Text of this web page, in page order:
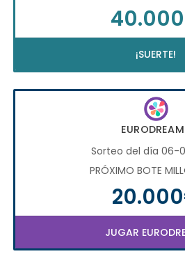
¡SUERTE!
Sorteo del día 06-
PRÓXIMO BOTE
JUGAR